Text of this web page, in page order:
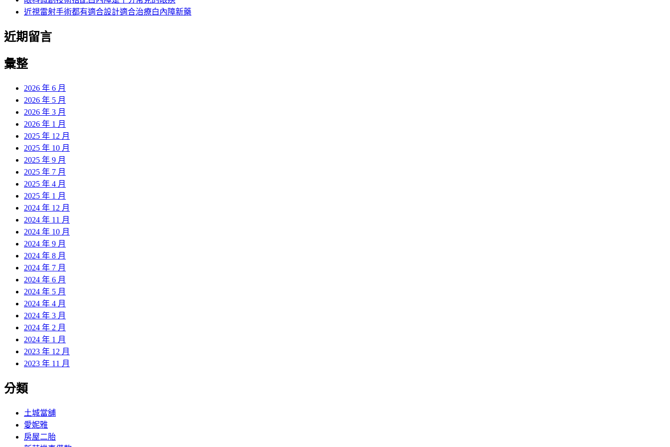
近視雷射手術都有適合設計適合治療白內障新藥
近期留言
彙整
2026 年 6 月
2026 年 5 月
2026 年 3 月
2026 年 1 月
2025 年 12 月
2025 年 10 月
2025 年 9 月
2025 年 7 月
2025 年 4 月
2025 年 1 月
2024 年 12 月
2024 年 11 月
2024 年 10 月
2024 年 9 月
2024 年 8 月
2024 年 7 月
2024 年 6 月
2024 年 5 月
2024 年 4 月
2024 年 3 月
2024 年 2 月
2024 年 1 月
2023 年 12 月
2023 年 11 月
分類
土城當舖
愛妮雅
房屋二胎